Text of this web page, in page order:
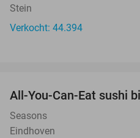
Stein
Verkocht: 44.394
All-You-Can-Eat sushi
Seasons
Eindhoven